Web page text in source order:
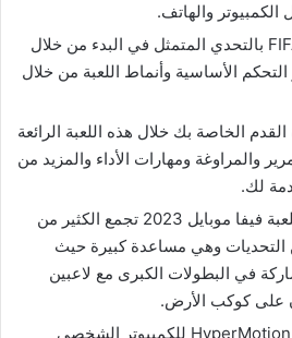
الكمبيوتر والهاتف.
سيستمتع لاعبو FIFA 23 بالتحدي المتمثل في البدء من خلال
التحكم الأساسية وأنماط اللعبة من خلال
الخاصة بك خلال هذه اللعبة الرائعة
والمراوغة ومهارات الأداء والمزيد من
لك.
ليس ذلك فحسب ، فلعبة فيفا موبايل 2023 تجمع الكثير من
من التحديات وهي مساعدة كبيرة حيث
في البطولات الكبرى مع لاعبين
على كوكب الأرض.
يجلب FIFA 23 تقنية HyperMotion للكمبيوتر الشخصي